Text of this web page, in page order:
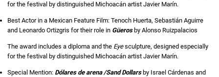
for the festival by distinguished Michoacán artist Javier Marín.
Best Actor in a Mexican Feature Film: Tenoch Huerta, Sebastián Aguirre
and Leonardo Ortizgris for their role in Güerosby Alonso Ruizpalacios
The award includes a diploma and the Eyesculpture, designed especially
for the festival by distinguished Michoacán artist Javier Marín.
Special Mention: Dólares de arena /Sand Dollarsby Israel Cárdenas and